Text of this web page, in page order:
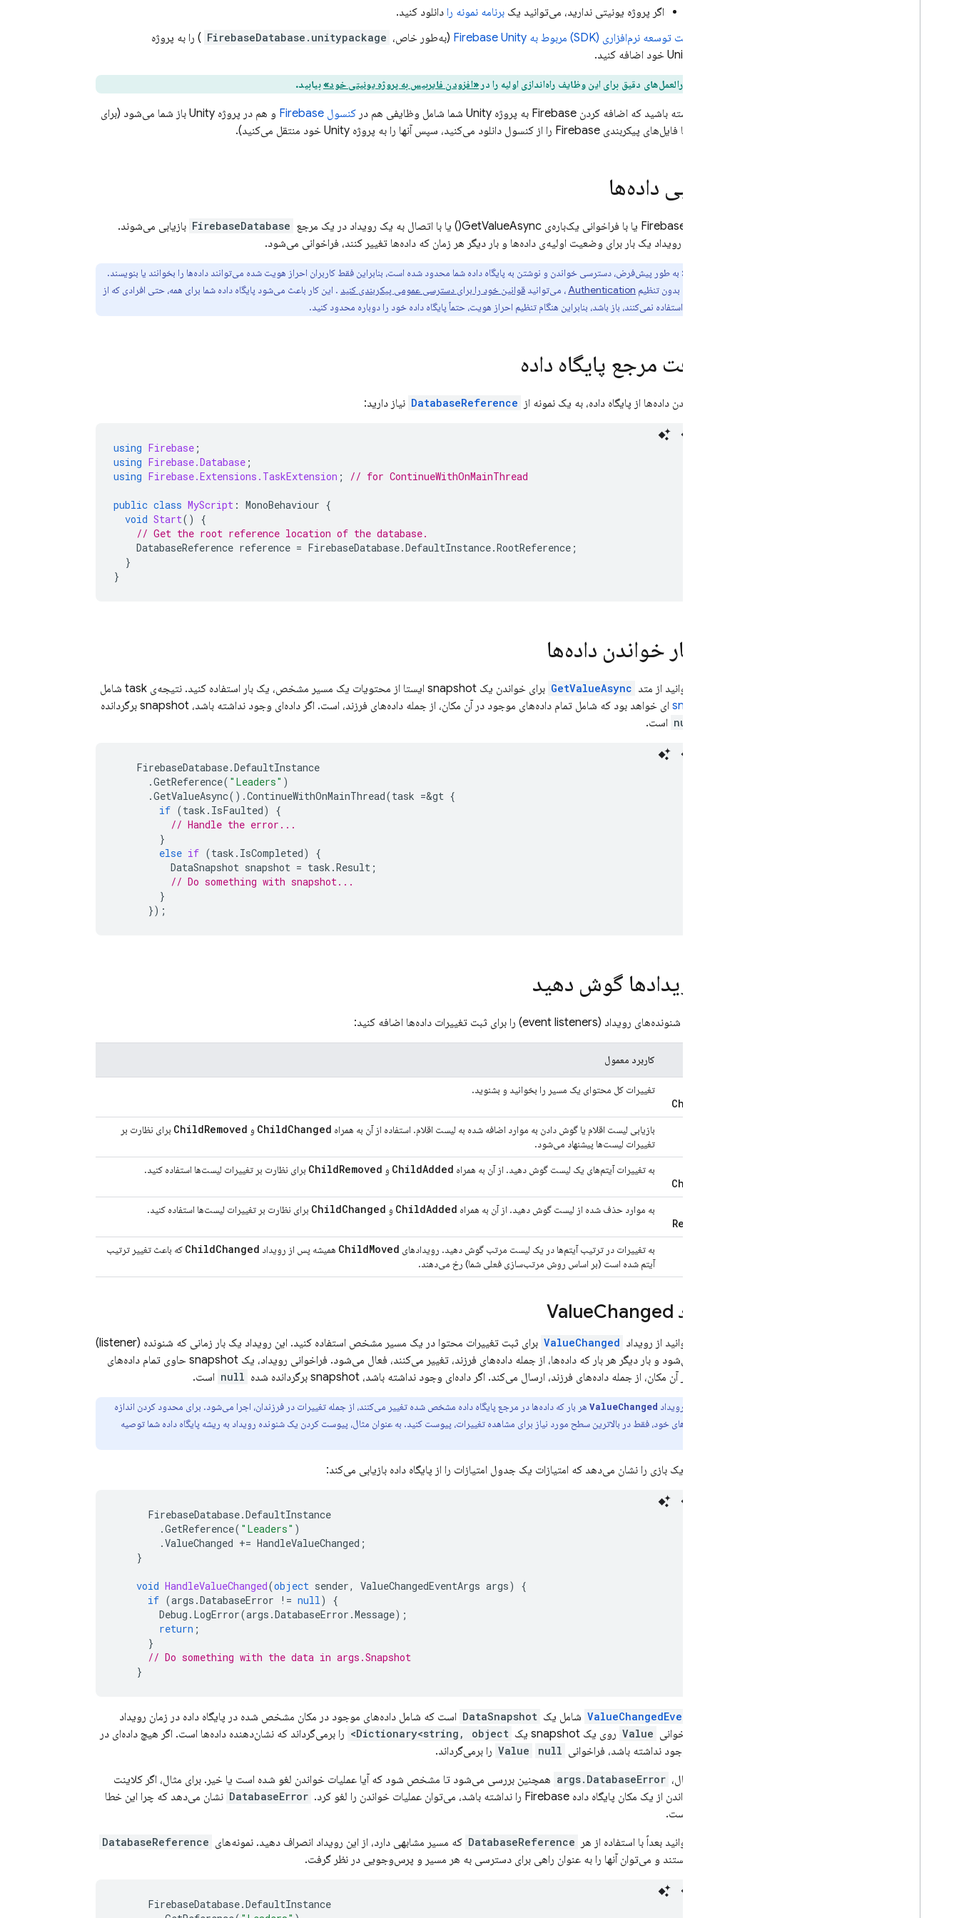
اگر پروژه یونیتی ندارید، می‌توانید یک برنامه نمونه را دانلود کنید.
کیت توسعه نرم‌افزاری (SDK) مربوط به
Firebase Unity (به‌طور خاص، FirebaseDatabase.unitypackage ) را به پروژه
Unity خود اضافه کنید.
دستورالعمل‌های دقیق برای این وظایف راه‌اندازی اولیه را در «افزودن فایربیس به پروژه یونیتی خود»بیابید.
توجه داشته باشید که اضافه کردن Firebase به پروژه Unity شما شامل وظایفی هم در کنسول Firebase
و هم در پروژه Unity باز شما می‌شود (برای
مثال، شما فایل‌های پیکربندی Firebase را از کنسول دانلود می‌کنید، سپس آنها را به پروژه Unity خود منتقل می‌کنید).
بازیابی داده‌ها
FirebaseDatabase بازیابی می‌شوند.
شنونده‌ی رویداد یک بار برای وضعیت اولیه‌ی داده‌ها و بار دیگر هر زمان که داده‌ها تغییر کنند، فراخوانی می‌شود.
توجه: به طور پیش‌فرض، دسترسی خواندن و نوشتن به پایگاه داده شما محدود شده است، بنابراین فقط کاربران احراز هویت شده می‌توانند داده‌ها را بخوانند یا بنویسند.
برای شروع بدون تنظیم Authentication، می‌توانید قوانین خود را برای دسترسی عمومی پیکربندی کنید . این کار باعث می‌شود پایگاه داده شما برای همه، حتی افرادی که از
برنامه شما استفاده نمی‌کنند، باز باشد، بنابراین هنگام تنظیم احراز هویت، حتماً پایگاه داده خود را دوباره محدود کنید.
دریافت مرجع پایگاه داده
برای خواندن داده‌ها از پایگاه داده، به یک نمونه از DatabaseReference نیاز دارید:
using Firebase ;
using Firebase.Database ;
using Firebase.Extensions.TaskExtension ; // for ContinueWithOnMainThread
public class MyScript : MonoBehaviour {
void Start()
{
// Get the root reference location of the database.
DatabaseReference reference = FirebaseDatabase.DefaultInstance.RootReference ;
}
}
یک بار خواندن داده‌ها
شما می‌توانید از متد GetValueAsync برای خواندن یک snapshot ایستا از محتویات یک مسیر مشخص، یک بار استفاده کنید. نتیجه‌ی task شامل
snapshot
ای خواهد بود که شامل تمام داده‌های موجود در آن مکان، از جمله داده‌های فرزند، است. اگر داده‌ای وجود نداشته باشد، snapshot برگردانده
null است.
FirebaseDatabase.DefaultInstance
.GetReference( "Leaders" )
.GetValueAsync().ContinueWithOnMainThread(task =&gt {
if (task . IsFaulted)
{
// Handle the error...
}
else if (task . IsCompleted)
{
DataSnapshot snapshot = task .Result ;
// Do something with snapshot...
}
});
به رویدادها گوش دهید
می‌توانید شنونده‌های رویداد (event listeners) را برای ثبت تغییرات داده‌ها اضافه کنید:
کاربرد معمول
Changed
تغییرات کل محتوای یک مسیر را بخوانید و بشنوید.
بازیابی لیست اقلام یا گوش دادن به موارد اضافه شده به لیست اقلام. استفاده از آن به همراه ChildChanged و ChildRemoved
برای نظارت بر
تغییرات لیست‌ها پیشنهاد می‌شود.
Changed
به تغییرات آیتم‌های یک لیست گوش دهید. از آن به همراه ChildAdded و ChildRemoved برای نظارت بر تغییرات لیست‌ها استفاده کنید.
Removed
به موارد حذف شده از لیست گوش دهید. از آن به همراه ChildAdded و ChildChanged برای نظارت بر تغییرات لیست‌ها استفاده کنید.
به تغییرات در ترتیب آیتم‌ها در یک لیست مرتب گوش دهید. رویدادهای ChildMoved همیشه پس از رویداد ChildChanged
که باعث تغییر ترتیب
آیتم شده است (بر اساس روش مرتب‌سازی فعلی شما) رخ می‌دهند.
رویداد Value Changed
شما می‌توانید از رویداد ValueChanged
برای ثبت تغییرات محتوا در یک مسیر مشخص استفاده کنید. این رویداد یک بار زمانی که شنونده (listener)
متصل می‌شود و بار دیگر هر بار که داده‌ها، از جمله داده‌های فرزند، تغییر می‌کنند، فعال می‌شود. فراخوانی رویداد، یک snapshot حاوی تمام داده‌های
موجود در آن مکان، از جمله داده‌های فرزند، ارسال می‌کند. اگر داده‌ای وجود نداشته باشد، snapshot برگردانده شده
null است.
رویداد ValueChanged هر بار که داده‌ها در مرجع پایگاه داده مشخص شده تغییر می‌کنند، از جمله تغییرات در فرزندان، اجرا می‌شود. برای محدود کردن اندازه
اسنپ‌شات‌های خود، فقط در بالاترین سطح مورد نیاز برای مشاهده تغییرات، پیوست کنید. به عنوان مثال، پیوست کردن یک شنونده رویداد به ریشه پایگاه داده شما توصیه
مثال زیر یک بازی را نشان می‌دهد که امتیازات یک جدول امتیازات را از پایگاه داده بازیابی می‌کند:
FirebaseDatabase.DefaultInstance
.GetReference( "Leaders" )
.ValueChanged += HandleValueChanged ;
}
void HandleValueChanged(object sender, ValueChangedEventArgs args)
{
if (args .DatabaseError != null)
{
Debug . LogError(args .DatabaseError .Message);
return ;
}
// Do something with the data in args.Snapshot
}
ValueChangedEventArgs شامل یک DataSnapshot است که شامل داده‌های موجود در مکان مشخص شده در پایگاه داده در زمان رویداد
است. فراخوانی Value روی یک snapshot یک Dictionary<string, object>
را برمی‌گرداند که نشان‌دهنده داده‌ها است. اگر هیچ داده‌ای در
آن مکان وجود نداشته باشد، فراخوانی
Value null
را برمی‌گرداند.
در این مثال، args.DatabaseError همچنین بررسی می‌شود تا مشخص شود که آیا عملیات خواندن لغو شده است یا خیر. برای مثال، اگر کلاینت
مجوز خواندن از یک مکان پایگاه داده Firebase را نداشته باشد، می‌توان عملیات خواندن را لغو کرد.
DatabaseError نشان می‌دهد که چرا این خطا
رخ داده است.
شما می‌توانید بعداً با استفاده از هر
DatabaseReference که مسیر مشابهی دارد، از این رویداد انصراف دهید. نمونه‌های DatabaseReference
موقتی هستند و می‌توان آنها را به عنوان راهی برای دسترسی به هر مسیر و پرس‌وجویی در نظر گرفت.
FirebaseDatabase.DefaultInstance